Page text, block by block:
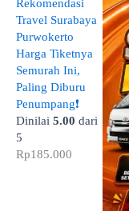
Rekomendasi
Travel Surabaya
Purwokerto
Harga Tiketnya
Semurah Ini,
Paling Diburu
Penumpang❗
Dinilai 5.00 dari
5
Rp185.000